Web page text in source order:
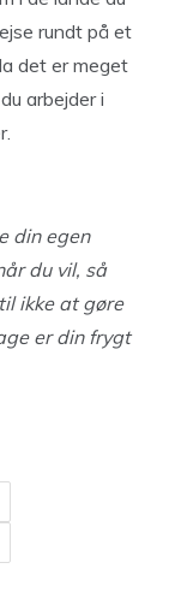
rundt på et
det er meget
arbejder i
din egen
du vil, så
ikke at gøre
er din frygt